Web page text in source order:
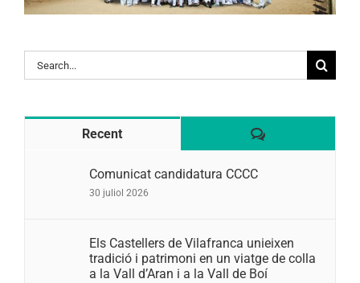
Search
for:
Recent Comentaris
Comunicat candidatura CCCC
30 juliol 2026
Els Castellers de Vilafranca unieixen
tradició i patrimoni en un viatge de colla
a la Vall d’Aran i a la Vall de Boí